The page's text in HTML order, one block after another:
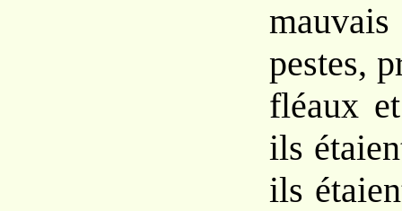
pestes,
fléaux
ils
ils